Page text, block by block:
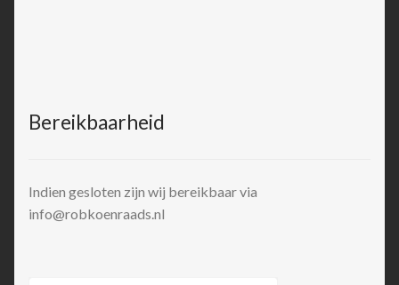
Bereikbaarheid
Indien gesloten zijn wij bereikbaar via
info@robkoenraads.nl